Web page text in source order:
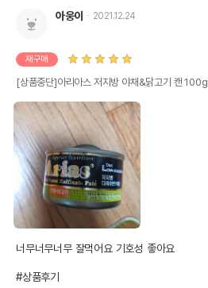
아웅이 2021.12.24
재구매
[상품중단]아리아스 저지방 야채&닭고기 캔 100g
너무너무너무 잘먹어요 기호성 좋아요
#상품후기